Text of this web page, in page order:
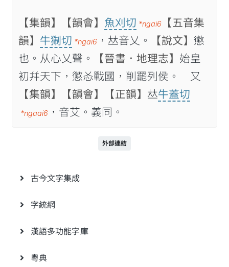
【集韻】 【韻會】 魚刈切 *ngai6
【五音集
韻】 牛猘切 *ngai6 ，𠀤音乂。 【說文】 懲
也。从心乂聲。
【晉書．地理志】 始皇
初幷天下，懲㣻戰國，削罷列侯。 又
【集韻】
【韻會】 【正韻】 𠀤牛蓋切
*ngaai6 ，音艾。義同。
外部連結
古今文字集成
字統網
漢語多功能字庫
粵典